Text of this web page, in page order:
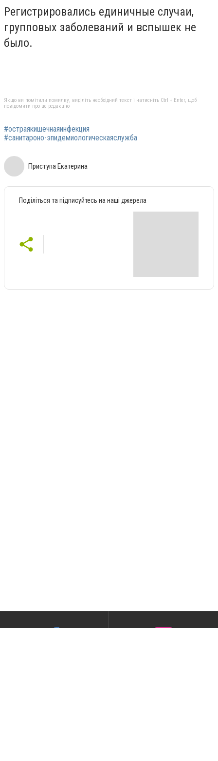
Регистрировались единичные случаи,
групповых заболеваний и вспышек не
было.
Якщо ви помітили помилку, виділіть необхідний текст і натисніть Ctrl + Enter, щоб
повідомити про це редакцію
#остраякишечнаяинфекция
#санитароно-эпидемиологическаяслужба
Приступа Екатерина
Поділіться та підписуйтесь на наші джерела